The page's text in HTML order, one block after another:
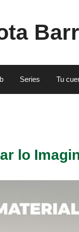
Series Tu
lo